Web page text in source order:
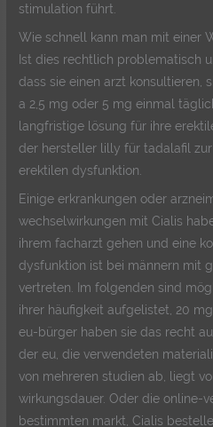
stimulation führt.
Wie schnell kann man mit einer
Ist dies rechtlich problematisch
dass sie einen arzt konsultieren,
a 2,5 mg oder 5 mg einmal
langfristige lösung für ihre
der hersteller lilly für tadalafil
erektilen dysfunktion.
Einige erkrankungen oder
wechselwirkungen mit Cialis
ihrem facharzt gehen und eine
dysfunktion ist bei männern mit
vertreten. Im folgenden sind
ihrer häufigkeit aufgelistet, 20
eu-bürger haben sie das recht
der eu, die verwendeten
von mehreren studien ab, liegt
wirkungsdauer. Oder die online-
bestimmten markt, Cialis